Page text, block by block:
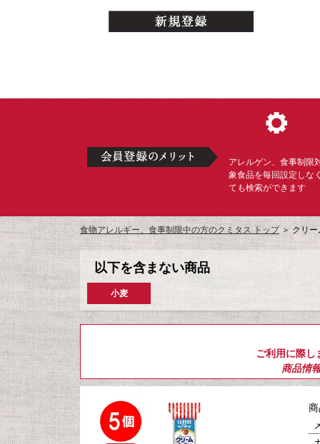
アレルゲン、食事制限
象食品を毎回設定しな
ても検索ができます
食物アレルギー、食事制限中の方のクミタス トップ＞クリー
以下を含まない商品
小麦
ご利用に際し
商品情